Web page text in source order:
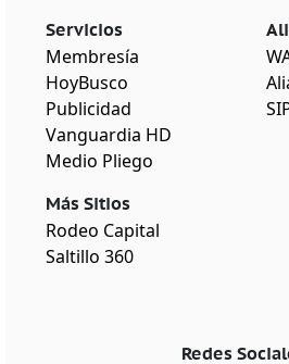
Servicios
Membresía
HoyBusco
Publicidad
Vanguardia HD
Medio Pliego
Más Sitios
Rodeo Capital
Saltillo 360
Redes